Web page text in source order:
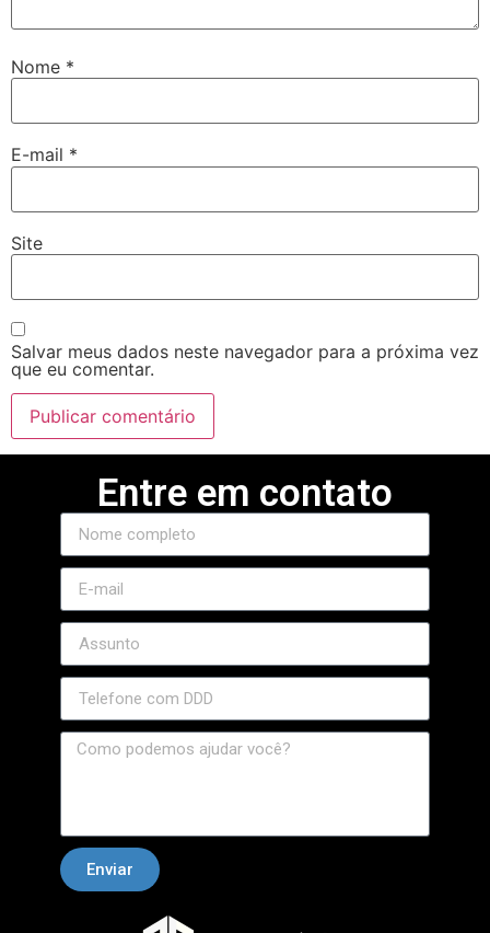
Nome *
E-mail *
Site
Salvar meus dados neste navegador para a próxima vez
que eu comentar.
Entre em contato
Enviar